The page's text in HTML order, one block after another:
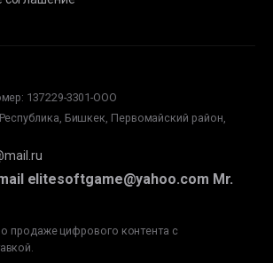
137229-3301-ООО
Бишкек, Первомайский район,
elitesoftgame@yahoo.com Mr.
продаже цифрового контента с